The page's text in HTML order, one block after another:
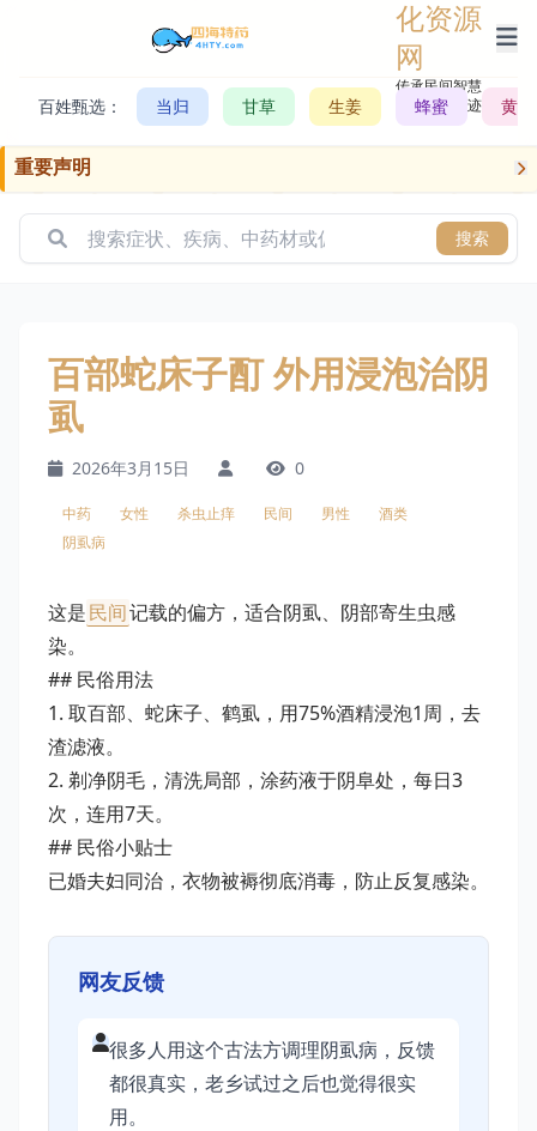
化资源
网
传承民间智慧，
记录历史轨迹
百姓甄选： 当归 甘草 生姜 蜂蜜 黄芪
重要声明
搜索
百部蛇床子酊 外用浸泡治阴
虱
2026年3月15日 0
中药 女性 杀虫止痒 民间 男性
酒类
阴虱病
这是民间记载的偏方，适合阴虱、阴部寄生虫感
染。
## 民俗用法
1. 取百部、蛇床子、鹤虱，用75%酒精浸泡1周，去
渣滤液。
2. 剃净阴毛，清洗局部，涂药液于阴阜处，每日3
次，连用7天。
## 民俗小贴士
已婚夫妇同治，衣物被褥彻底消毒，防止反复感染。
网友反馈
很多人用这个古法方调理阴虱病，反馈
都很真实，老乡试过之后也觉得很实
用。